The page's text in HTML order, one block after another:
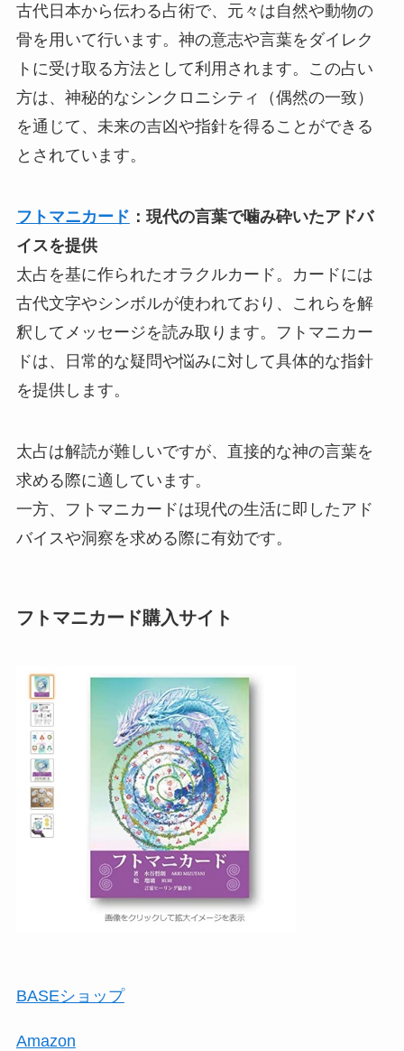
古代日本から伝わる占術で、元々は自然や動物の
骨を用いて行います。神の意志や言葉をダイレク
トに受け取る方法として利用されます。この占い
方は、神秘的なシンクロニシティ（偶然の一致）
を通じて、未来の吉凶や指針を得ることができる
とされています​​。
フトマニカード ：現代の言葉で噛み砕いたアドバ
イスを提供
太占を基に作られたオラクルカード。カードには
古代文字やシンボルが使われており、これらを解
釈してメッセージを読み取ります。フトマニカー
ドは、日常的な疑問や悩みに対して具体的な指針
を提供します​。
太占は解読が難しいですが、直接的な神の言葉を
求める際に適しています。
一方、フトマニカードは現代の生活に即したアド
バイスや洞察を求める際に有効です。
フトマニカード購入サイト
BASEショップ
Amazon